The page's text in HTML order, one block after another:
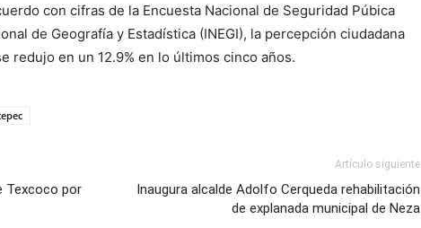
con cifras de la Encuesta Nacional de Seguridad Púbica
de Geografía y Estadística (INEGI), la percepción ciudadana
redujo en un 12.9% en lo últimos cinco años.
Texcoco por
Artículo siguiente
Inaugura alcalde Adolfo Cerqueda rehabilitación
de explanada municipal de Neza